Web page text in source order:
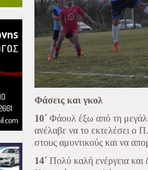
Φάσεις και γκολ
10΄ Φάουλ έξω από τη
ανέλαβε να το εκτελέσει ο
στους αμυντικούς και να
14΄ Πολύ καλή ενέργεια